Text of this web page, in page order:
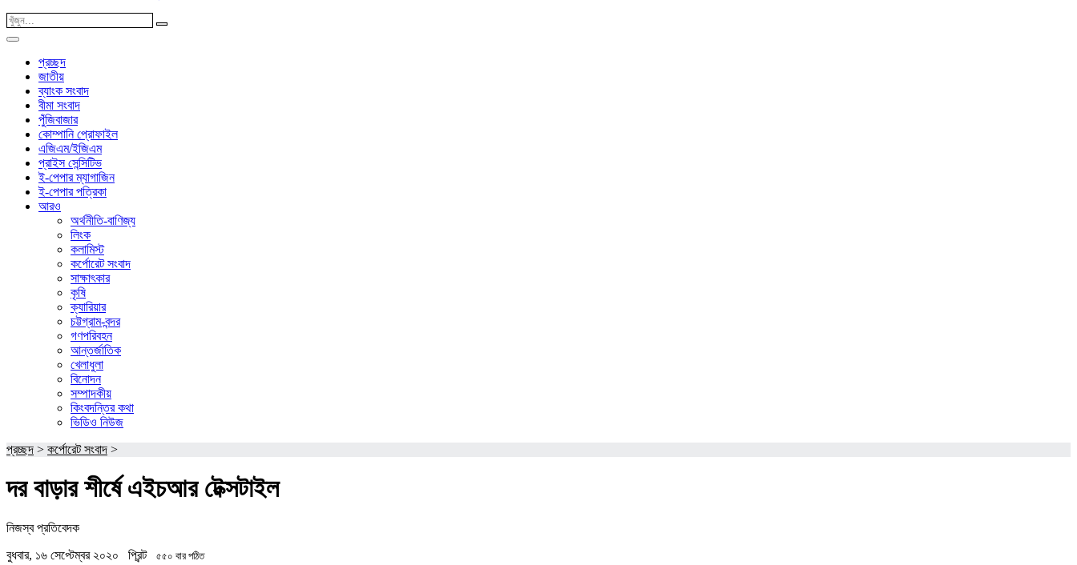
প্রচ্ছদ
জাতীয়
ব্যাংক সংবাদ
বীমা সংবাদ
পুঁজিবাজার
কোম্পানি প্রোফাইল
এজিএম/ইজিএম
প্রাইস সেন্সিটিভ
ই-পেপার ম্যাগাজিন
ই-পেপার পত্রিকা
আরও
অর্থনীতি-বাণিজ্য
লিংক
কলামিস্ট
কর্পোরেট সংবাদ
সাক্ষাৎকার
কৃষি
ক্যারিয়ার
চট্টগ্রাম-বন্দর
গণপরিবহন
আন্তর্জাতিক
খেলাধুলা
বিনোদন
সম্পাদকীয়
কিংবদন্তির কথা
ভিডিও নিউজ
প্রচ্ছদ > কর্পোরেট সংবাদ >
দর বাড়ার শীর্ষে এইচআর টেক্সটাইল
নিজস্ব প্রতিবেদক
বুধবার, ১৬ সেপ্টেম্বর ২০২০ প্রিন্ট ৫৫০ বার পঠিত